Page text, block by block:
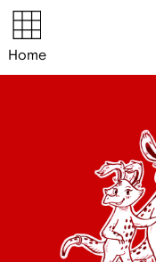
Home